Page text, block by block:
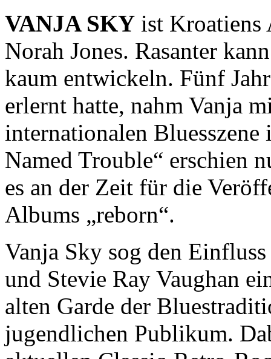
VANJA SKY ist Kroatiens
Norah Jones. Rasanter
kaum entwickeln. Fünf
erlernt hatte, nahm Vanja
internationalen
Named Trouble“ erschien
es an der Zeit für die
Albums „reborn“.
Vanja Sky sog den
und Stevie Ray Vaughan
alten Garde der
jugendlichen Publikum.